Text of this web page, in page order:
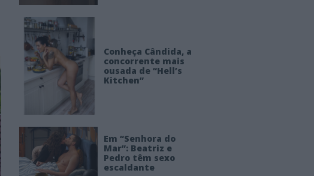
Conheça Cândida, a
concorrente mais
ousada de “Hell’s
Kitchen”
Em “Senhora do
Mar”: Beatriz e
Pedro têm sexo
escaldante